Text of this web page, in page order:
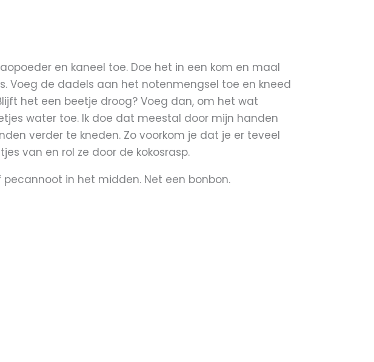
en kaneel toe. Doe het in een kom en maal
Voeg de dadels aan het notenmengsel toe en kneed
het een beetje droog? Voeg dan, om het wat
water toe. Ik doe dat meestal door mijn handen
verder te kneden. Zo voorkom je dat je er teveel
van en rol ze door de kokosrasp.
pecannoot in het midden. Net een bonbon.